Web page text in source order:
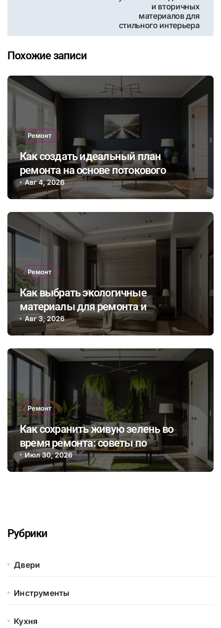
и вторичных
материалов для
стильного интерьера
Похожие записи
Ремонт
Как создать идеальный план
ремонта на основе потокового
бюджета и гибкого графика работ с
учетом непредвиденных расходов
Авг 4, 2026
Ремонт
Как выбрать экологичные
материалы для ремонта и
сэкономить на энергопотреблении в
будущем
Авг 3, 2026
Ремонт
Как сохранить живую зелень во
время ремонта: советы по
интеграции растений в интерьер и
выбор безопасных отделочных
Июл 30, 2026
Рубрики
Двери
Инструменты
Кухня